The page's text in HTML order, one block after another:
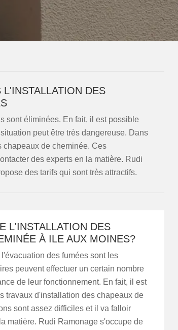
DES
sont éliminées. En fait, il est possible
peut être très dangereuse. Dans
chapeaux de cheminée. Ces
des experts en la matière. Rudi
des tarifs qui sont très attractifs.
L'INSTALLATION DES
À ILE AUX MOINES?
des fumées sont les
peuvent effectuer un certain nombre
de leur fonctionnement. En fait, il est
travaux d'installation des chapeaux de
sont assez difficiles et il va falloir
matière. Rudi Ramonage s'occupe de